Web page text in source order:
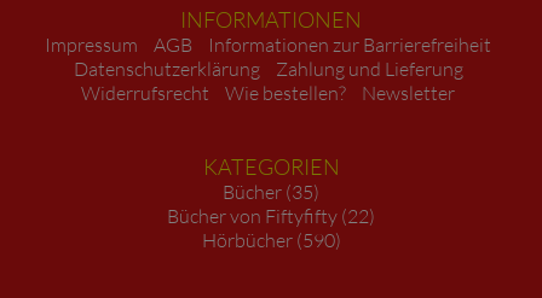
INFORMATIONEN
Impressum AGB
Informationen zur Barrierefreiheit
Datenschutzerklärung
Zahlung und Lieferung
Widerrufsrecht
Wie bestellen? Newsletter
KATEGORIEN
Bücher (35)
Bücher von Fiftyfifty (22)
Hörbücher (590)